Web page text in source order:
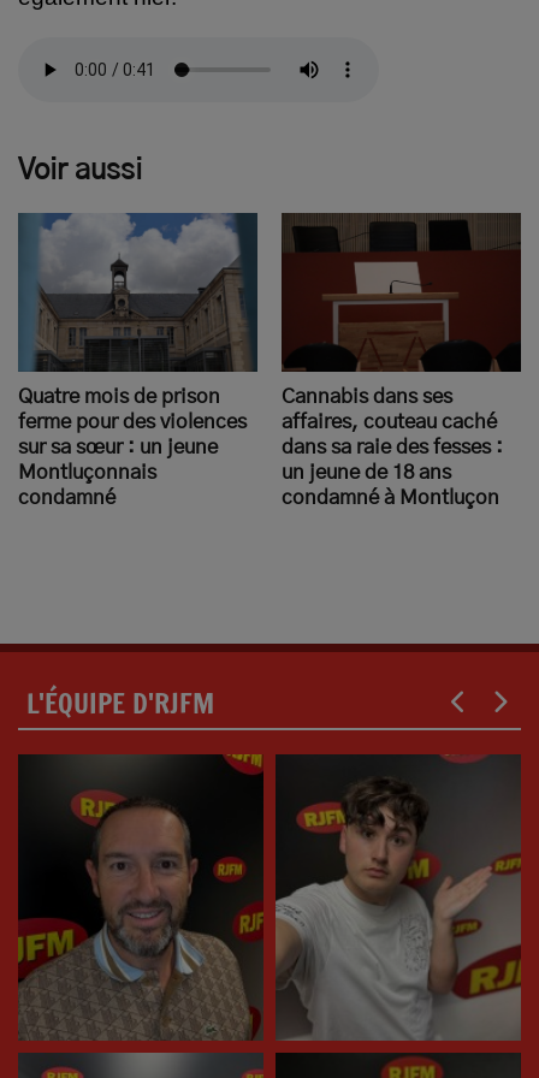
Voir aussi
Quatre mois de prison
ferme pour des violences
sur sa sœur : un jeune
Montluçonnais
condamné
Cannabis dans ses
affaires, couteau caché
dans sa raie des fesses :
un jeune de 18 ans
condamné à Montluçon
L'ÉQUIPE D'RJFM